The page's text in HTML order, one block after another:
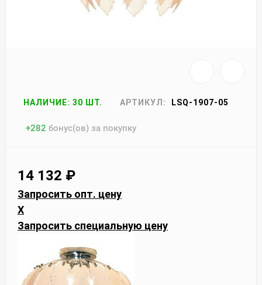
НАЛИЧИЕ: 30 ШТ. АРТИКУЛ: LSQ-1907-05
+282 бонус(ов) за покупку
14 132 ₽
Запросить опт. цену
X
Запросить специальную цену